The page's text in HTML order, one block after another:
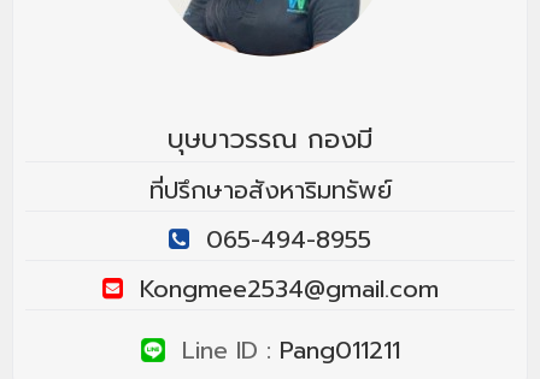
บุษบาวรรณ กองมี
ที่ปรึกษาอสังหาริมทรัพย์
065-494-8955
Kongmee2534@gmail.com
Line ID : Pang011211